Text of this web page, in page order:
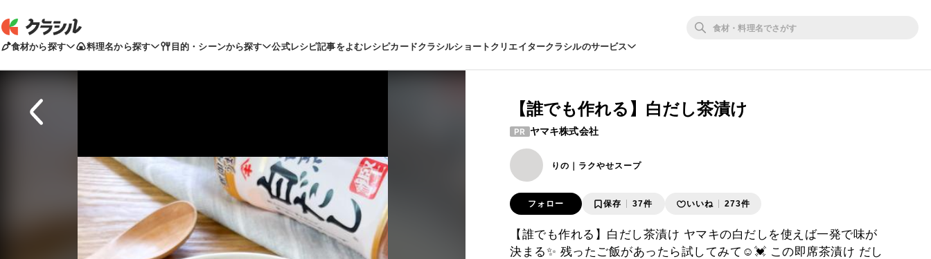
食材から探す 料理名から探す 目的・シーンから探す 公式レシピ記事をよむレシピカードクラシルショートクリエイタークラシルのサービス
【誰でも作れる】白だし茶漬け
PR ヤマキ株式会社
りの｜ラクやせスープ
フォロー 保存 37件 いいね 273件
【誰でも作れる】白だし茶漬け ヤマキの白だしを使えば一発で味が
決まる✨ 残ったご飯があったら試してみて☺️💓 この即席茶漬け だし